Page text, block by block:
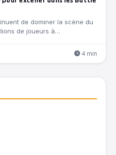
de dominer la scène du
de joueurs à…
4 min